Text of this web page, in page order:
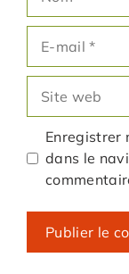
mail
web
Enregistrer
dans le